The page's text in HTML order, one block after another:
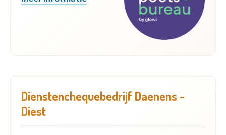
Dienstenchequebedrijf Daenens -
Diest